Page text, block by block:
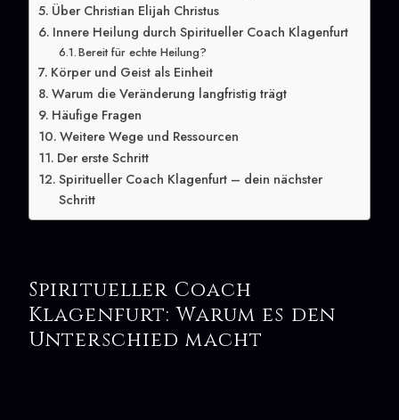
Über Christian Elijah Christus
Innere Heilung durch Spiritueller Coach Klagenfurt
Bereit für echte Heilung?
Körper und Geist als Einheit
Warum die Veränderung langfristig trägt
Häufige Fragen
Weitere Wege und Ressourcen
Der erste Schritt
Spiritueller Coach Klagenfurt – dein nächster
Schritt
Spiritueller Coach
Klagenfurt: Warum es den
Unterschied macht